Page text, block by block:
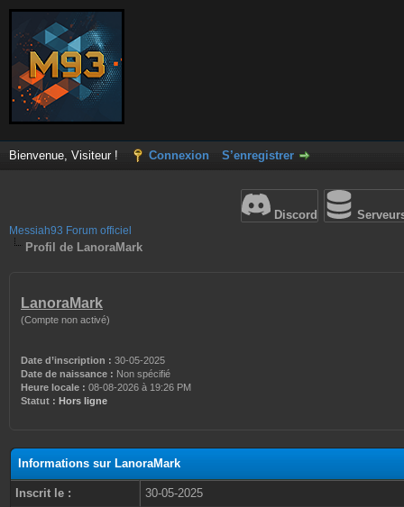
Bienvenue, Visiteur ! Connexion S’enregistrer
Discord
Messiah93 Forum officiel
Profil de LanoraMark
LanoraMark
(Compte non activé)
Date d’inscription : 30-05-2025
Date de naissance : Non spécifié
Heure locale : 08-08-2026 à 19:26 PM
Statut : Hors ligne
Informations sur LanoraMark
Inscrit le :
30-05-2025